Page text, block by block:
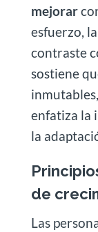
mejorar
esfuerzo,
contraste
sostiene
enfatiza la
la
de
Las